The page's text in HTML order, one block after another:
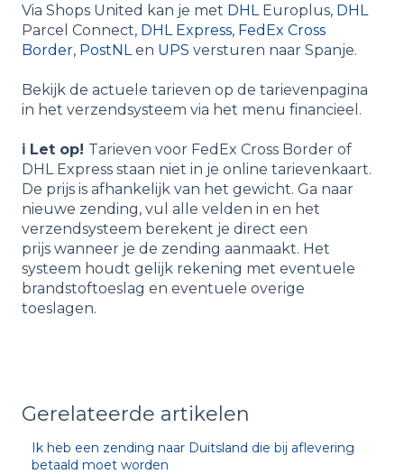
Via Shops United kan je met DHL Europlus, DHL
Parcel Connect, DHL Express, FedEx Cross
Border, PostNL en UPS versturen naar Spanje.
Bekijk de actuele tarieven op de tarievenpagina
in het verzendsysteem via het menu financieel.
ℹ️ Let op! Tarieven voor FedEx Cross Border of
DHL Express staan niet in je online tarievenkaart.
De prijs is afhankelijk van het gewicht. Ga naar
nieuwe zending, vul alle velden in en het
verzendsysteem berekent je direct een
prijs wanneer je de zending aanmaakt. Het
systeem houdt gelijk rekening met eventuele
brandstoftoeslag en eventuele overige
toeslagen.
Gerelateerde artikelen
Ik heb een zending naar Duitsland die bij aflevering
betaald moet worden